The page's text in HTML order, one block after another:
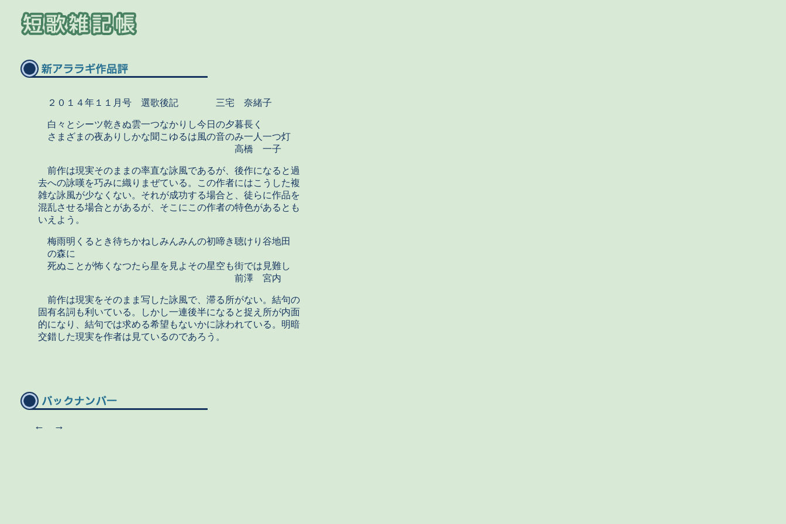
２０１４年１１月号 選歌後記 三宅 奈緒子
白々とシーツ乾きぬ雲一つなかりし今日の夕暮長く
さまざまの夜ありしかな聞こゆるは風の音のみ一人一つ灯
高橋 一子
前作は現実そのままの率直な詠風であるが、後作になると過
去への詠嘆を巧みに織りまぜている。この作者にはこうした複
雑な詠風が少なくない。それが成功する場合と、徒らに作品を
混乱させる場合とがあるが、そこにこの作者の特色があるとも
いえよう。
梅雨明くるとき待ちかねしみんみんの初啼き聴けり谷地田
の森に
死ぬことが怖くなつたら星を見よその星空も街では見難し
前澤 宮内
前作は現実をそのまま写した詠風で、滞る所がない。結句の
固有名詞も利いている。しかし一連後半になると捉え所が内面
的になり、結句では求める希望もないかに詠われている。明暗
交錯した現実を作者は見ているのであろう。
← →